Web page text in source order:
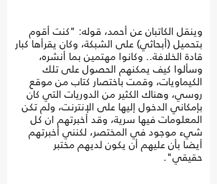
وينقل الكاتبان عن أحمد، قوله: "كنت أقوم
بتحميل (أبحاثي) على الشبكة، وكان يقرأها كبار
قادة الخلافة.. وكانوا مهتمين بما أنشره،
وسألوا كيف يمكنهم الحصول على تلك
الكيماويات، وقمت باختصار كتاب من موقع
روسي، وهناك الكثير من الدوريات التي كان
بإمكاني الدخول إليها على الإنترنت، ولم تكن
المعلومات فيها سرية، وقد أخبرتهم ان كل
شيء موجود في المختصر، لكنني أخبرتهم
أيضا بأن عليهم أن يكون لديهم مختبر
حقيقي".